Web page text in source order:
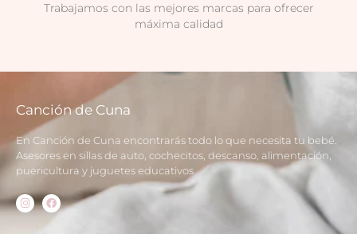
Trabajamos con las mejores marcas para ofrecer
máxima calidad
Canción de Cuna
En Canción de Cuna encontrarás todo lo que necesita tu bebé.
Asesores en sillas de auto, cochecitos, descanso, alimentación,
puericultura y juguetes educativos